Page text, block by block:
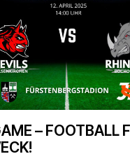
– FOOTBALL